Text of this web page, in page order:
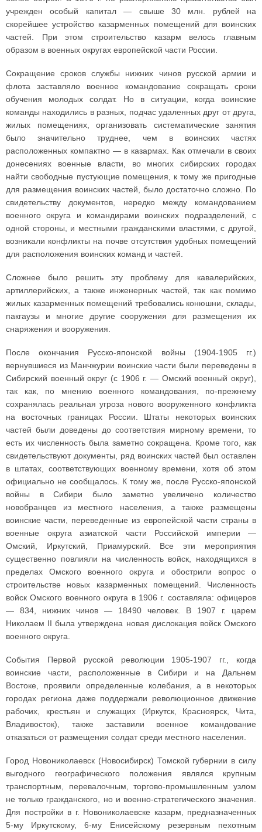
учрежден особый капитал — свыше 30 млн. рублей на
скорейшее устройство казарменных помещений для воинских
частей. При этом строительство казарм велось главным
образом в военных округах европейской части России.
Сокращение сроков службы нижних чинов русской армии и
флота заставляло военное командование сокращать сроки
обучения молодых солдат. Но в ситуации, когда воинские
команды находились в разных, подчас удаленных друг от друга,
жилых помещениях, организовать систематические занятия
было значительно труднее, чем в воинских частях
расположенных компактно — в казармах. Как отмечали в своих
донесениях военные власти, во многих сибирских городах
найти свободные пустующие помещения, к тому же пригодные
для размещения воинских частей, было достаточно сложно. По
свидетельству документов, нередко между командованием
военного округа и командирами воинских подразделений, с
одной стороны, и местными гражданскими властями, с другой,
возникали конфликты на почве отсутствия удобных помещений
для расположения воинских команд и частей.
Сложнее было решить эту проблему для кавалерийских,
артиллерийских, а также инженерных частей, так как помимо
жилых казарменных помещений требовались конюшни, склады,
пакгаузы и многие другие сооружения для размещения их
снаряжения и вооружения.
После окончания Русско-японской войны (1904-1905 гг.)
вернувшиеся из Манчжурии воинские части были переведены в
Сибирский военный округ (с 1906 г. — Омский военный округ),
так как, по мнению военного командования, по-прежнему
сохранялась реальная угроза нового вооруженного конфликта
на восточных границах России. Штаты некоторых воинских
частей были доведены до соответствия мирному времени, то
есть их численность была заметно сокращена. Кроме того, как
свидетельствуют документы, ряд воинских частей был оставлен
в штатах, соответствующих военному времени, хотя об этом
официально не сообщалось. К тому же, после Русско-японской
войны в Сибири было заметно увеличено количество
новобранцев из местного населения, а также размещены
воинские части, переведенные из европейской части страны в
военные округа азиатской части Российской империи —
Омский, Иркутский, Приамурский. Все эти мероприятия
существенно повлияли на численность войск, находящихся в
пределах Омского военного округа и обострили вопрос о
строительстве новых казарменных помещений. Численность
войск Омского военного округа в 1906 г. составляла: офицеров
— 834, нижних чинов — 18490 человек. В 1907 г. царем
Николаем II была утверждена новая дислокация войск Омского
военного округа.
События Первой русской революции 1905-1907 гг., когда
воинские части, расположенные в Сибири и на Дальнем
Востоке, проявили определенные колебания, а в некоторых
городах региона даже поддержали революционное движение
рабочих, крестьян и служащих (Иркутск, Красноярск, Чита,
Владивосток), также заставили военное командование
отказаться от размещения солдат среди местного населения.
Город Новониколаевск (Новосибирск) Томской губернии в силу
выгодного географического положения являлся крупным
транспортным, перевалочным, торгово-промышленным узлом
не только гражданского, но и военно-стратегического значения.
Для постройки в г. Новониколаевске казарм, предназначенных
5-му Иркутскому, 6-му Енисейскому резервным пехотным